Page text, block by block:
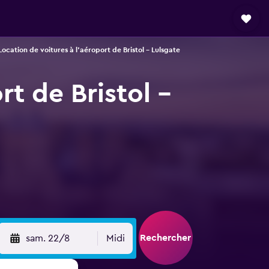
de voitures à l'aéroport de Bristol - Lulsgate
de Bristol -
sam. 22/8 Midi Rechercher